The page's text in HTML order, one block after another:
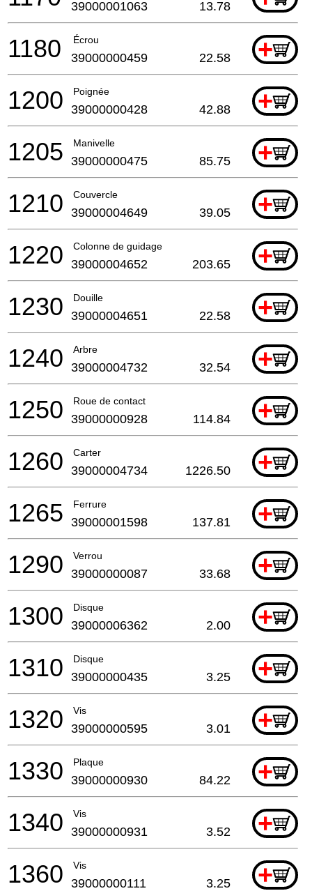
39000001063 13.78
Écrou +
1180 39000000459 22.58
Poignée +
1200 39000000428 42.88
Manivelle +
1205 39000000475 85.75
Couvercle +
1210 39000004649 39.05
Colonne de guidage +
1220 39000004652 203.65
Douille +
1230 39000004651 22.58
Arbre +
1240 39000004732 32.54
Roue de contact +
1250 39000000928 114.84
Carter +
1260 39000004734 1226.50
Ferrure +
1265 39000001598 137.81
Verrou +
1290 39000000087 33.68
Disque +
1300 39000006362 2.00
Disque +
1310 39000000435 3.25
Vis +
1320 39000000595 3.01
Plaque +
1330 39000000930 84.22
Vis +
1340 39000000931 3.52
Vis +
1360 39000000111 3.25